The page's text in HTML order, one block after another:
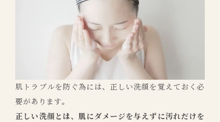
肌トラブルを防ぐ為には、正しい洗顔を覚えておく必
要があります。
正しい洗顔とは、肌にダメージを与えずに汚れだけを